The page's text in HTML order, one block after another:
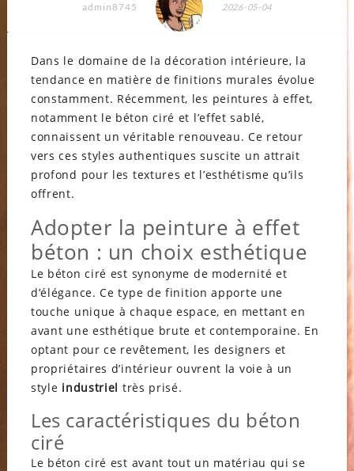
admin8745 2026-05-04
Dans le domaine de la décoration intérieure, la
tendance en matière de finitions murales évolue
constamment. Récemment, les peintures à effet,
notamment le béton ciré et l’effet sablé,
connaissent un véritable renouveau. Ce retour
vers ces styles authentiques suscite un attrait
profond pour les textures et l’esthétisme qu’ils
offrent.
Adopter la peinture à effet
béton : un choix esthétique
Le béton ciré est synonyme de modernité et
d’élégance. Ce type de finition apporte une
touche unique à chaque espace, en mettant en
avant une esthétique brute et contemporaine. En
optant pour ce revêtement, les designers et
propriétaires d’intérieur ouvrent la voie à un
style industriel très prisé.
Les caractéristiques du béton
ciré
Le béton ciré est avant tout un matériau qui se